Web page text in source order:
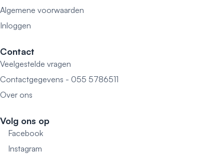
Algemene voorwaarden
Inloggen
Contact
Veelgestelde vragen
Contactgegevens - 055 5786511
Over ons
Volg ons op
Facebook
Instagram